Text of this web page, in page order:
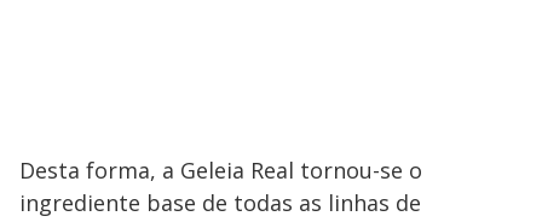
Desta forma, a Geleia Real tornou-se o
ingrediente base de todas as linhas de